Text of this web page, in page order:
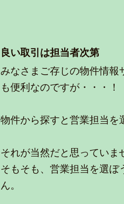
良い取引は担当者次第
みなさまご存じの物件情報
も便利なのですが・・・！
物件から探すと営業担当を
それが当然だと思っていま
そもそも、営業担当を選ぼ
ん。